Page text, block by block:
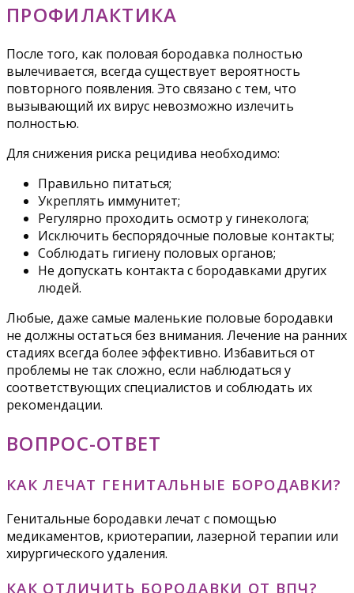
ПРОФИЛАКТИКА
После того, как половая бородавка полностью
вылечивается, всегда существует вероятность
повторного появления. Это связано с тем, что
вызывающий их вирус невозможно излечить
полностью.
Для снижения риска рецидива необходимо:
Правильно питаться;
Укреплять иммунитет;
Регулярно проходить осмотр у гинеколога;
Исключить беспорядочные половые контакты;
Соблюдать гигиену половых органов;
Не допускать контакта с бородавками других
людей.
Любые, даже самые маленькие половые бородавки
не должны остаться без внимания. Лечение на ранних
стадиях всегда более эффективно. Избавиться от
проблемы не так сложно, если наблюдаться у
соответствующих специалистов и соблюдать их
рекомендации.
ВОПРОС-ОТВЕТ
КАК ЛЕЧАТ ГЕНИТАЛЬНЫЕ БОРОДАВКИ?
Генитальные бородавки лечат с помощью
медикаментов, криотерапии, лазерной терапии или
хирургического удаления.
КАК ОТЛИЧИТЬ БОРОДАВКИ ОТ ВПЧ?